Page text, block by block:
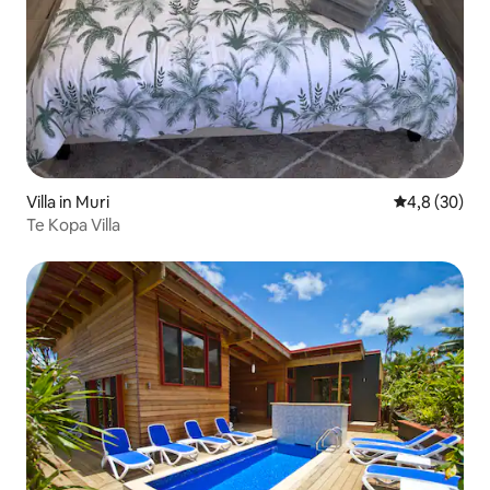
Villa in Muri Gemiddelde
4,8 (30)
Te Kopa Villa